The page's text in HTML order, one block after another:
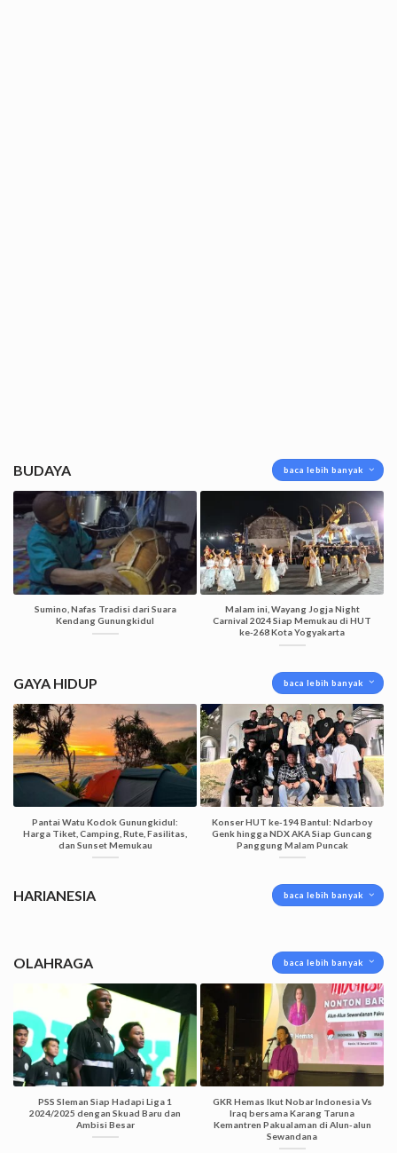
BUDAYA baca lebih banyak
Sumino, Nafas Tradisi dari Suara
Kendang Gunungkidul
Malam ini, Wayang Jogja Night
Carnival 2024 Siap Memukau di HUT
ke-268 Kota Yogyakarta
GAYA HIDUP baca lebih banyak
Pantai Watu Kodok Gunungkidul:
Harga Tiket, Camping, Rute, Fasilitas,
dan Sunset Memukau
Konser HUT ke-194 Bantul: Ndarboy
Genk hingga NDX AKA Siap Guncang
Panggung Malam Puncak
HARIANESIA baca lebih banyak
OLAHRAGA baca lebih banyak
PSS Sleman Siap Hadapi Liga 1
2024/2025 dengan Skuad Baru dan
Ambisi Besar
GKR Hemas Ikut Nobar Indonesia Vs
Iraq bersama Karang Taruna
Kemantren Pakualaman di Alun-alun
Sewandana